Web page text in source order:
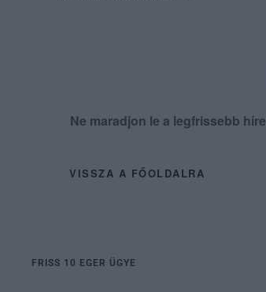
Ne maradjon le a legfrissebb
VISSZA A FŐOLDALRA
FRISS 10 EGER ÜGYE